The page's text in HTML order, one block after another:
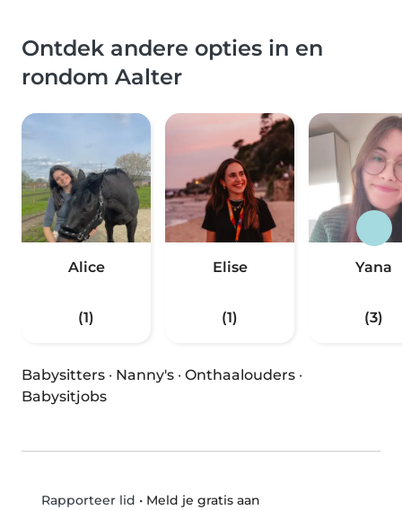
Ontdek andere opties in en
rondom Aalter
Alice
(1)
Elise
(1)
Yana
(3)
Babysitters · Nanny's · Onthaalouders ·
Babysitjobs
Rapporteer lid • Meld je gratis aan